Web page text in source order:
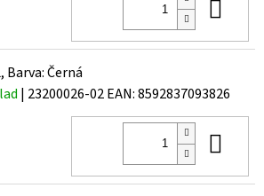
Barva: Černá
| 23200026-02EAN:8592837093826